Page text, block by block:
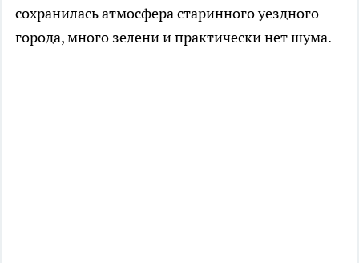
сохранилась атмосфера старинного уездного
города, много зелени и практически нет шума.